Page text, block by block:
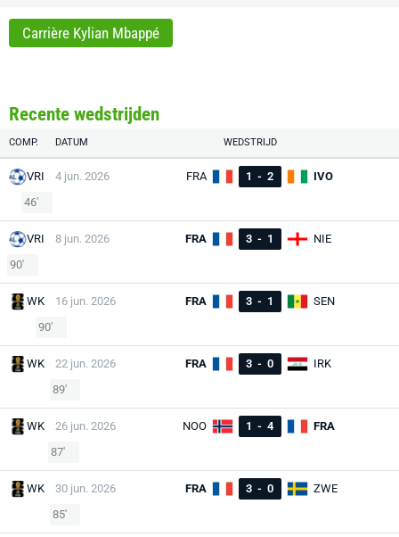
Carrière Kylian Mbappé
Recente wedstrijden
COMP. DATUM WEDSTRIJD
VRI 4 jun. 2026 FRA 1 - 2
IVO
46'
VRI 8 jun. 2026 FRA 3 - 1
NIE
90'
WK 16 jun. 2026 FRA 3 - 1
SEN
90'
WK 22 jun. 2026 FRA 3 - 0
IRK
89'
WK 26 jun. 2026 NOO 1 - 4
FRA
87'
WK 30 jun. 2026 FRA 3 - 0
ZWE
85'